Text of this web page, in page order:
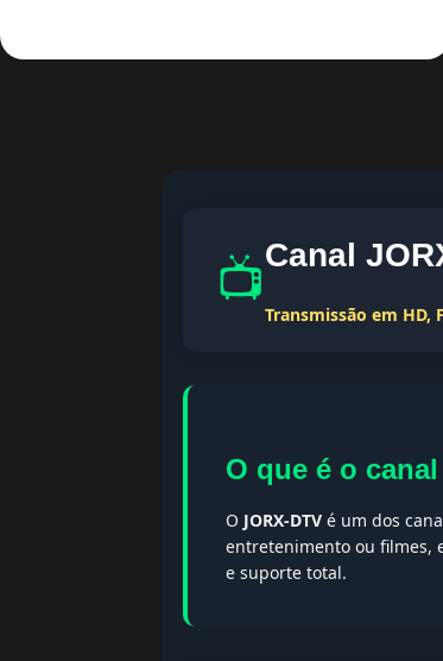
📺Canal
Transmissão em HD,
O que é o
O JORX-DTV é um dos
entretenimento ou filmes,
e suporte total.